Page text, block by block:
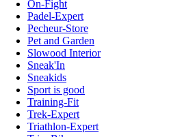
On-Fight
Padel-Expert
Pecheur-Store
Pet and Garden
Slowood Interior
Sneak'In
Sneakids
Sport is good
Training-Fit
Trek-Expert
Triathlon-Expert